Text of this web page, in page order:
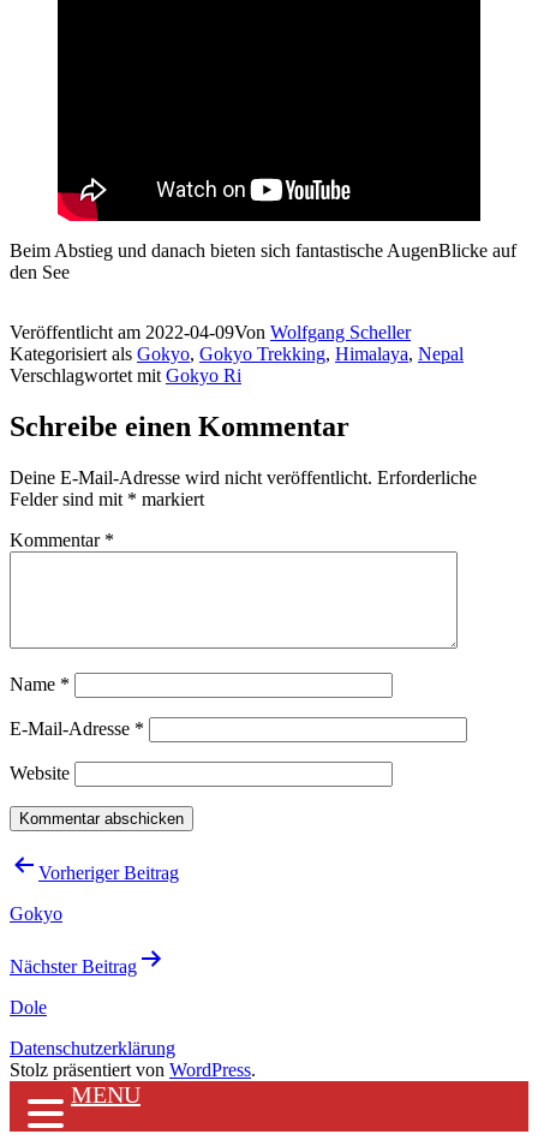
Beim Abstieg und danach bieten sich fantastische AugenBlicke auf
den See
Veröffentlicht am 2022-04-09Von Wolfgang Scheller
Kategorisiert als Gokyo, Gokyo Trekking, Himalaya, Nepal
Verschlagwortet mit Gokyo Ri
Schreibe einen Kommentar
Deine E-Mail-Adresse wird nicht veröffentlicht. Erforderliche
Felder sind mit * markiert
Kommentar *
Name *
E-Mail-Adresse *
Website
Beitragsnavigation
Vorheriger Beitrag
Gokyo
Nächster Beitrag
Dole
Datenschutzerklärung
Stolz präsentiert von WordPress.
MENU